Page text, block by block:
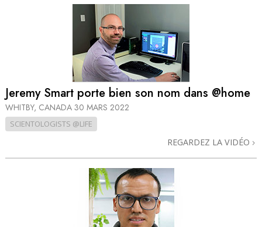
Jeremy Smart porte bien son nom dans @home
WHITBY, CANADA 30 MARS 2022
SCIENTOLOGISTS @LIFE
REGARDEZ LA VIDÉO